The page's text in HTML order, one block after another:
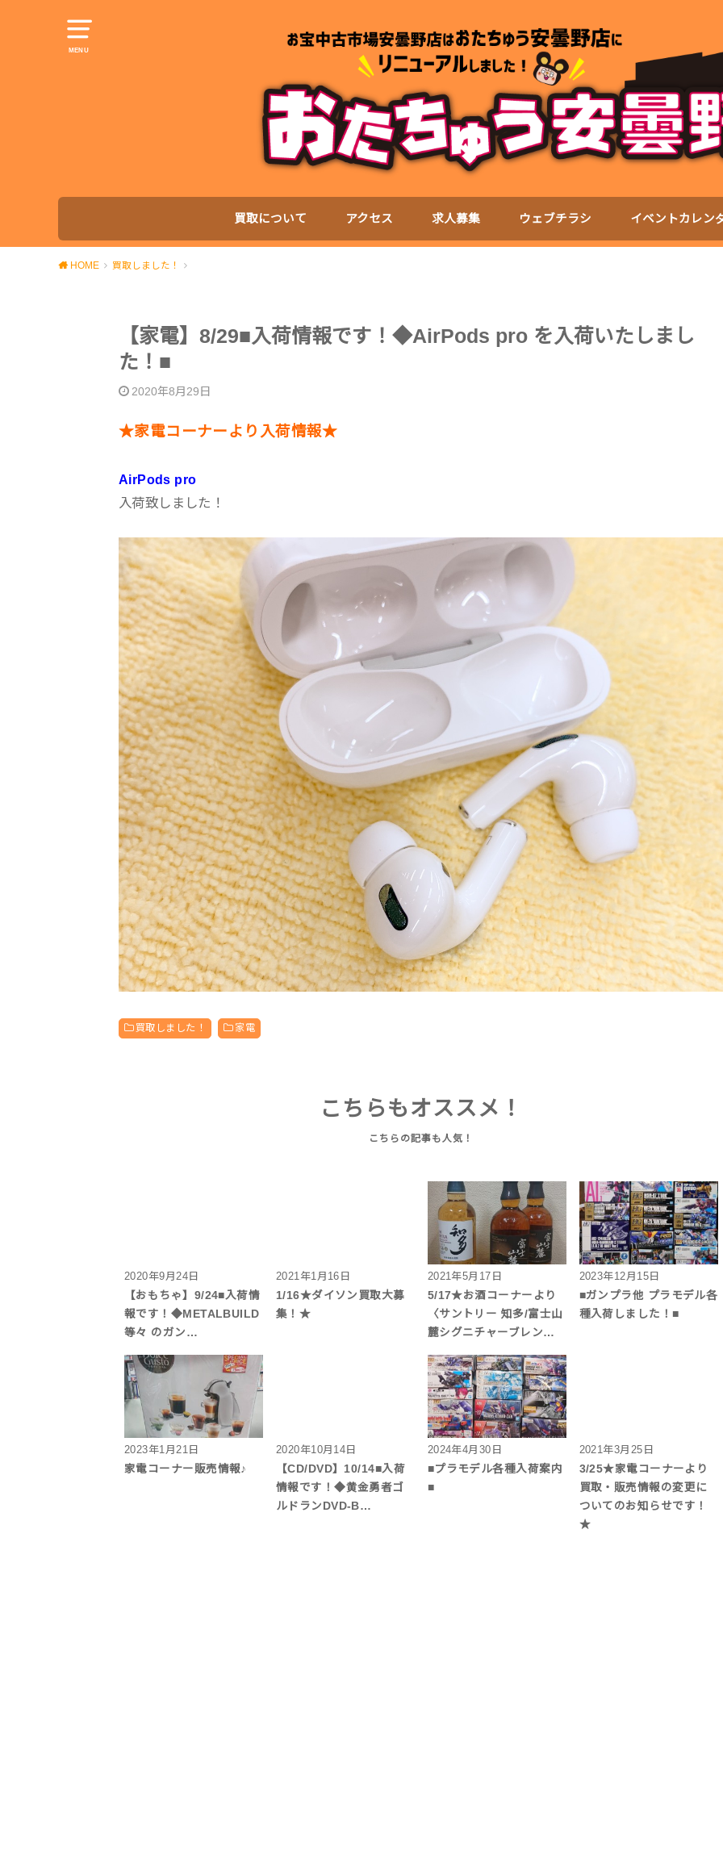
MENU
買取について アクセス 求人募集 ウェブチラシ イベントカレン
HOME 買取しました！
【家電】8/29■入荷情報です！◆AirPods pro を入荷いたしまし
た！■
2020年8月29日
★家電コーナーより入荷情報★
AirPods pro
入荷致しました！
買取しました！ 家電
こちらもオススメ！
2020年9月24日
【おもちゃ】9/24■入荷情
報です！◆METALBUILD
等々 のガン…
2021年1月16日
1/16★ダイソン買取大募
集！★
2021年5月17日
5/17★お酒コーナーより
〈サントリー 知多/富士山
麓シグニチャーブレン…
2023年12月15日
■ガンプラ他 プラモデル各
種入荷しました！■
2023年1月21日
家電コーナー販売情報♪
2020年10月14日
【CD/DVD】10/14■入荷
情報です！◆黄金勇者ゴ
ルドランDVD-B…
2024年4月30日
■プラモデル各種入荷案内
■
2021年3月25日
3/25★家電コーナーより
買取・販売情報の変更に
ついてのお知らせです！
★